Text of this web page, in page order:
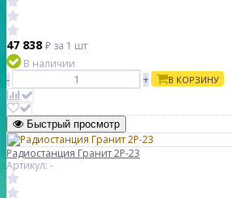
47 838 ₽ за 1 шт
В наличии
-
+ В КОРЗИНУ
Быстрый просмотр
Радиостанция Гранит 2Р-23
Артикул: -